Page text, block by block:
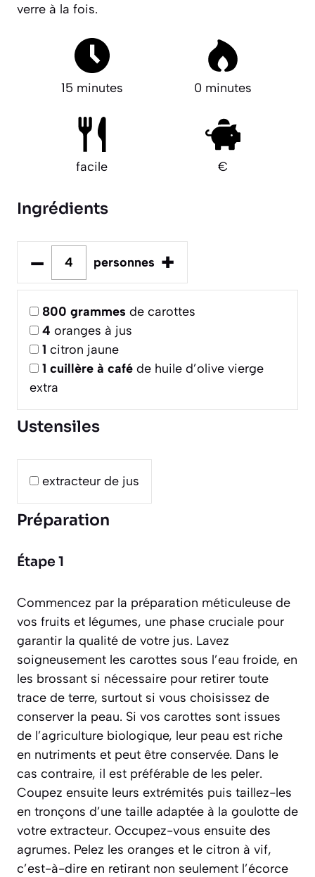
verre à la fois.
15 minutes 0 minutes
facile €
Ingrédients
– personnes +
800 grammes de carottes
4 oranges à jus
1 citron jaune
1 cuillère à café de huile d’olive vierge
extra
Ustensiles
extracteur de jus
Préparation
Étape 1
Commencez par la préparation méticuleuse de
vos fruits et légumes, une phase cruciale pour
garantir la qualité de votre jus. Lavez
soigneusement les carottes sous l’eau froide, en
les brossant si nécessaire pour retirer toute
trace de terre, surtout si vous choisissez de
conserver la peau. Si vos carottes sont issues
de l’agriculture biologique, leur peau est riche
en nutriments et peut être conservée. Dans le
cas contraire, il est préférable de les peler.
Coupez ensuite leurs extrémités puis taillez-les
en tronçons d’une taille adaptée à la goulotte de
votre extracteur. Occupez-vous ensuite des
agrumes. Pelez les oranges et le citron à vif,
c’est-à-dire en retirant non seulement l’écorce